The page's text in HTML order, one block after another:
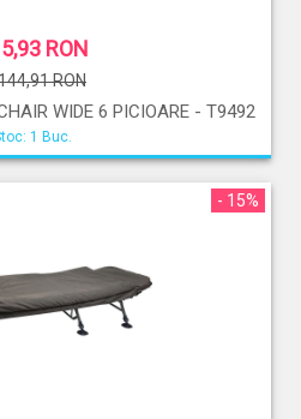
RON
RON
WIDE 6 PICIOARE - T9492
1 Buc.
- 15%